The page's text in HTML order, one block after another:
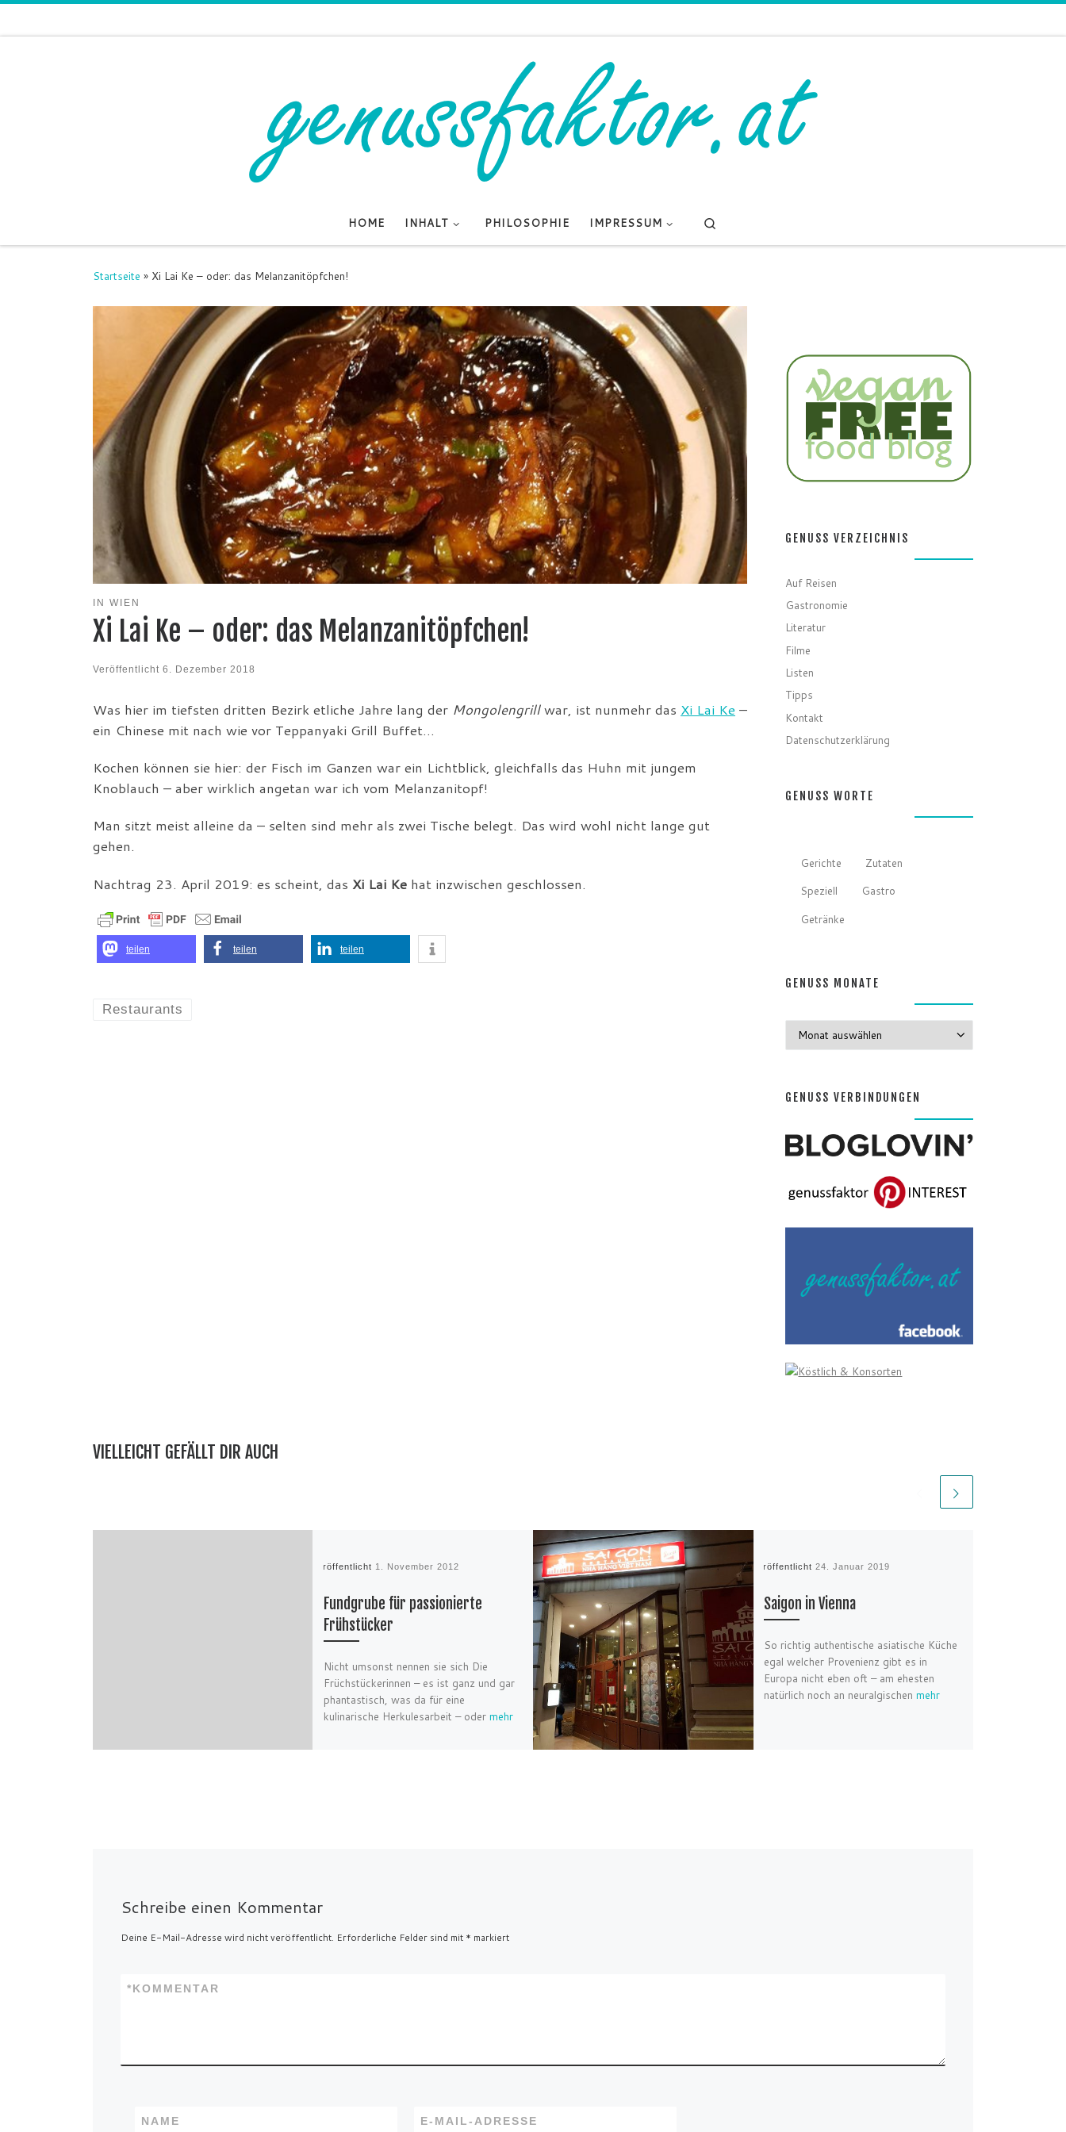
HOME INHALT PHILOSOPHIE IMPRESSUM
Startseite » Xi Lai Ke – oder: das Melanzanitöpfchen!
IN WIEN
Xi Lai Ke – oder: das Melanzanitöpfchen!
Veröffentlicht 6. Dezember 2018
Was hier im tiefsten dritten Bezirk etliche Jahre lang der Mongolengrillwar, ist nunmehr das Xi Lai Ke –
ein Chinese mit nach wie vor Teppanyaki Grill Buffet…
Kochen können sie hier: der Fisch im Ganzen war ein Lichtblick, gleichfalls das Huhn mit jungem
Knoblauch – aber wirklich angetan war ich vom Melanzanitopf!
Man sitzt meist alleine da – selten sind mehr als zwei Tische belegt. Das wird wohl nicht lange gut
gehen.
Nachtrag 23. April 2019: es scheint, das Xi Lai Ke hat inzwischen geschlossen.
teilen teilen teilen
Restaurants
VIELLEICHT GEFÄLLT DIR AUCH
Veröffentlicht 1. November 2012
Fundgrube für passionierte
Frühstücker
Nicht umsonst nennen sie sich Die
Früchstückerinnen – es ist ganz und gar
phantastisch, was da für eine
kulinarische Herkulesarbeit – oder mehr
Veröffentlicht 24. Januar 2019
Saigon in Vienna
So richtig authentische asiatische Küche
egal welcher Provenienz gibt es in
Europa nicht eben oft – am ehesten
natürlich noch an neuralgischen mehr
Schreibe einen Kommentar
Deine E-Mail-Adresse wird nicht veröffentlicht. Erforderliche Felder sind mit * markiert
KOMMENTAR
*
NAME E-MAIL-ADRESSE
GENUSS VERZEICHNIS
Auf Reisen
Gastronomie
Literatur
Filme
Listen
Tipps
Kontakt
Datenschutzerklärung
GENUSS WORTE
Gerichte
Zutaten
Speziell
Gastro
Getränke
GENUSS MONATE
GENUSS VERBINDUNGEN